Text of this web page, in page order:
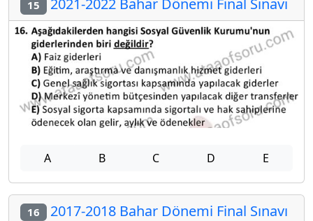
15 2021-2022 Bahar Dönemi Final Sınavı
A B C D E
16 2017-2018 Bahar Dönemi Final Sınavı